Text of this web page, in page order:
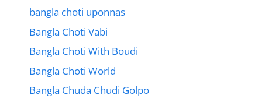
bangla choti uponnas
Bangla Choti Vabi
Bangla Choti With Boudi
Bangla Choti World
Bangla Chuda Chudi Golpo